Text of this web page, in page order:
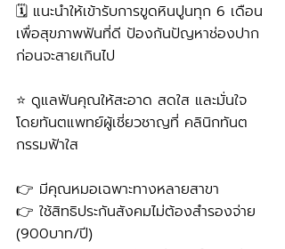
🗓️ แนะนำให้เข้ารับการขูดหินปูนทุก 6 เดือน
เพื่อสุขภาพฟันที่ดี ป้องกันปัญหาช่องปาก
ก่อนจะสายเกินไป
⭐ ดูแลฟันคุณให้สะอาด สดใส และมั่นใจ
โดยทันตแพทย์ผู้เชี่ยวชาญที่ คลินิกทันต
กรรมฟ้าใส
👉 มีคุณหมอเฉพาะทางหลายสาขา
👉 ใช้สิทธิประกันสังคมไม่ต้องสำรองจ่าย
(900บาท/ปี)